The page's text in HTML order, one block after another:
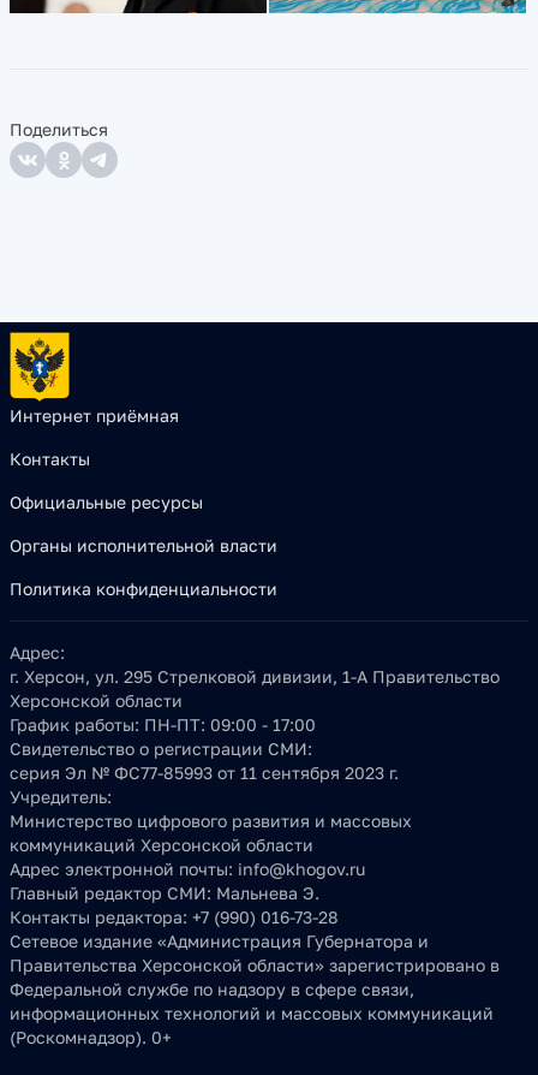
Поделиться
Интернет приёмная
Контакты
Официальные ресурсы
Органы исполнительной власти
Политика конфиденциальности
Адрес:
г. Херсон, ул. 295 Стрелковой дивизии, 1-А Правительство
Херсонской области
График работы: ПН-ПТ: 09:00 - 17:00
Свидетельство о регистрации СМИ:
серия Эл № ФС77-85993 от 11 сентября 2023 г.
Учредитель:
Министерство цифрового развития и массовых
коммуникаций Херсонской области
Адрес электронной почты: info@khogov.ru
Главный редактор СМИ: Мальнева Э.
Контакты редактора: +7 (990) 016-73-28
Сетевое издание «Администрация Губернатора и
Правительства Херсонской области» зарегистрировано в
Федеральной службе по надзору в сфере связи,
информационных технологий и массовых коммуникаций
(Роскомнадзор). 0+